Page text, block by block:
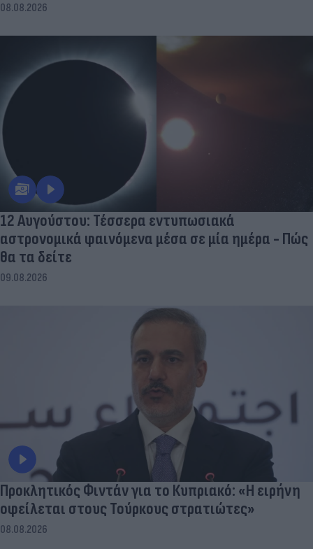
08.08.2026
12 Αυγούστου: Τέσσερα εντυπωσιακά
αστρονομικά φαινόμενα μέσα σε μία ημέρα - Πώς
θα τα δείτε
09.08.2026
Προκλητικός Φιντάν για το Κυπριακό: «Η ειρήνη
οφείλεται στους Τούρκους στρατιώτες»
08.08.2026